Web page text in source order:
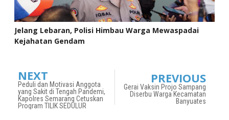
Jelang Lebaran, Polisi Himbau Warga Mewaspadai
Kejahatan Gendam
NEXT
Peduli dan Motivasi Anggota
yang Sakit di Tengah Pandemi,
Kapolres Semarang Cetuskan
Program TILIK SEDULUR
PREVIOUS
Gerai Vaksin Projo Sampang
Diserbu Warga Kecamatan
Banyuates